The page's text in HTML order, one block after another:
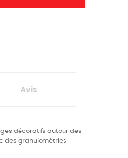
Avis
décoratifs autour des
des granulométries